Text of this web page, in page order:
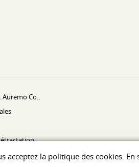
acceptez la politique des cookies.
Auremo Co..